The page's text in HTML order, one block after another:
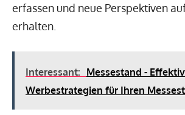
erfassen und neue Perspektiven
erhalten.
Interessant: Messestand -
Werbestrategien für Ihren